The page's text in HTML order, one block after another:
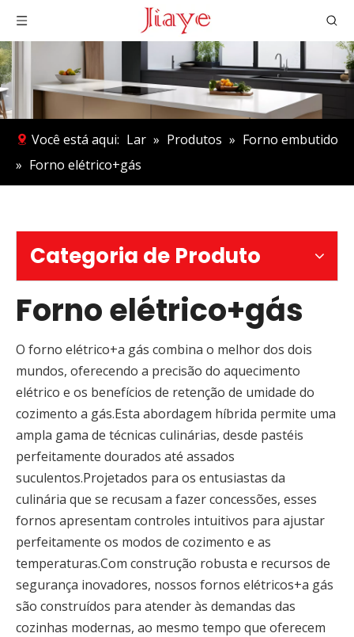
Você está aqui: Lar » Produtos » Forno embutido
» Forno elétrico+gás
Categoria de Produto
Forno elétrico+gás
O forno elétrico+a gás combina o melhor dos dois
mundos, oferecendo a precisão do aquecimento
elétrico e os benefícios de retenção de umidade do
cozimento a gás.Esta abordagem híbrida permite uma
ampla gama de técnicas culinárias, desde pastéis
perfeitamente dourados até assados ​​
suculentos.Projetados para os entusiastas da
culinária que se recusam a fazer concessões, esses
fornos apresentam controles intuitivos para ajustar
perfeitamente os modos de cozimento e as
temperaturas.Com construção robusta e recursos de
segurança inovadores, nossos fornos elétricos+a gás
são construídos para atender às demandas das
cozinhas modernas, ao mesmo tempo que oferecem